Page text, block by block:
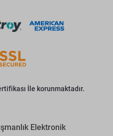
İle korunmaktadır.
Elektronik